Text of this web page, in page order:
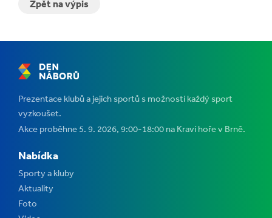
Zpět na výpis
Prezentace klubů a jejich sportů s možností každý sport
vyzkoušet.
Akce proběhne 5. 9. 2026, 9:00-18:00 na Kraví hoře v Brně.
Nabídka
Sporty a kluby
Aktuality
Foto